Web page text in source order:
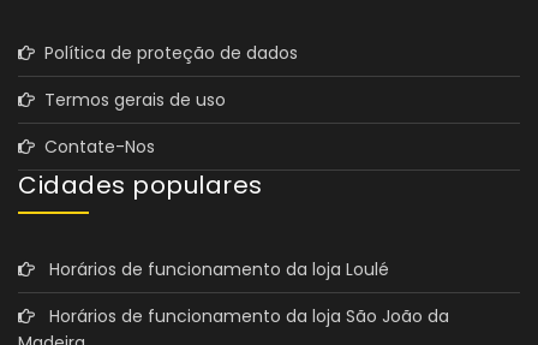
Política de proteção de dados
Termos gerais de uso
Contate-Nos
Cidades populares
Horários de funcionamento da loja Loulé
Horários de funcionamento da loja São João da